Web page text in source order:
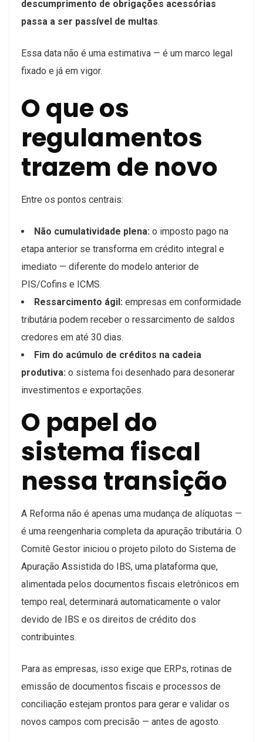
descumprimento de obrigações acessórias
passa a ser passível de multas.
Essa data não é uma estimativa — é um marco legal
fixado e já em vigor.
O que os
regulamentos
trazem de novo
Entre os pontos centrais:
Não cumulatividade plena: o imposto pago na
etapa anterior se transforma em crédito integral e
imediato — diferente do modelo anterior de
PIS/Cofins e ICMS.
Ressarcimento ágil: empresas em conformidade
tributária podem receber o ressarcimento de saldos
credores em até 30 dias.
Fim do acúmulo de créditos na cadeia
produtiva: o sistema foi desenhado para desonerar
investimentos e exportações.
O papel do
sistema fiscal
nessa transição
A Reforma não é apenas uma mudança de alíquotas —
é uma reengenharia completa da apuração tributária. O
Comitê Gestor iniciou o projeto piloto do Sistema de
Apuração Assistida do IBS, uma plataforma que,
alimentada pelos documentos fiscais eletrônicos em
tempo real, determinará automaticamente o valor
devido de IBS e os direitos de crédito dos
contribuintes.
Para as empresas, isso exige que ERPs, rotinas de
emissão de documentos fiscais e processos de
conciliação estejam prontos para gerar e validar os
novos campos com precisão — antes de agosto.